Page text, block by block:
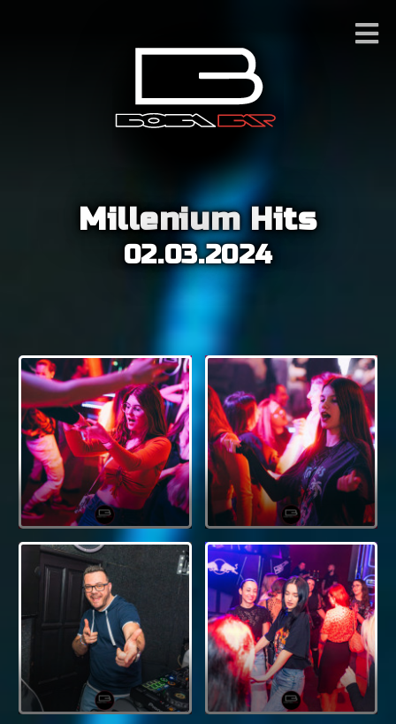
Millenium Hits
02.03.2024